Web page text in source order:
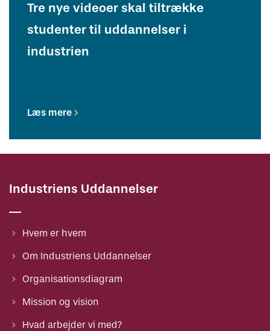
Tre nye videoer skal tiltrække
studenter til uddannelser i
industrien
Læs mere
Industriens Uddannelser
Hvem er hvem
Om Industriens Uddannelser
Organisationsdiagram
Mission og vision
Hvad arbejder vi med?